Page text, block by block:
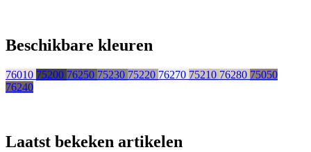
Beschikbare kleuren
76010 75200 76250 75230 75220 76270 75210 76280 75050
76240
Laatst bekeken artikelen